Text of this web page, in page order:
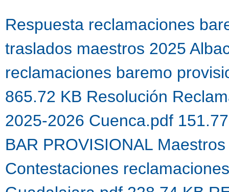
Respuesta reclamaciones
traslados maestros 2025
reclamaciones baremo
865.72 KB Resolución
2025-2026 Cuenca.pdf
BAR PROVISIONAL
Contestaciones